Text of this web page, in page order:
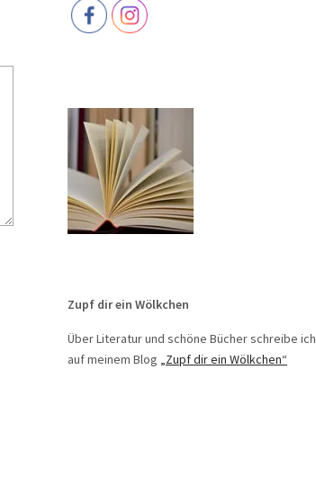
Zupf dir ein Wölkchen
Über Literatur und schöne Bücher schreibe ich
auf meinem Blog
„Zupf dir ein Wölkchen“